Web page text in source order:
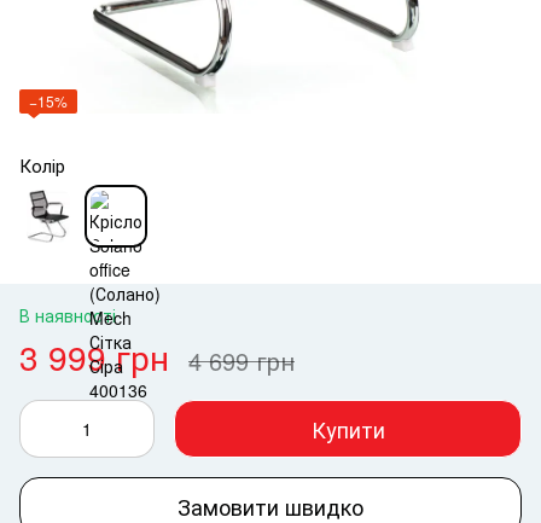
−15%
Колір
В наявності
3 999 грн 4 699 грн
Купити
Замовити швидко